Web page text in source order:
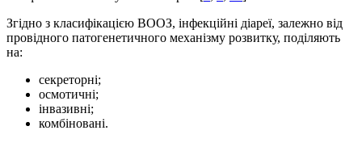
Згідно з класифікацією ВООЗ, інфекційні діареї, залежно від
провідного патогенетичного механізму розвитку, поділяють
на:
секреторні;
осмотичні;
інвазивні;
комбіновані.